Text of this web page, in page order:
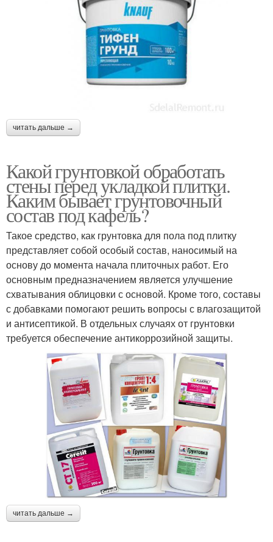
читать дальше →
Какой грунтовкой обработать
стены перед укладкой плитки.
Каким бывает грунтовочный
состав под кафель?
Такое средство, как грунтовка для пола под плитку
представляет собой особый состав, наносимый на
основу до момента начала плиточных работ. Его
основным предназначением является улучшение
схватывания облицовки с основой. Кроме того, составы
с добавками помогают решить вопросы с влагозащитой
и антисептикой. В отдельных случаях от грунтовки
требуется обеспечение антикоррозийной защиты.
читать дальше →